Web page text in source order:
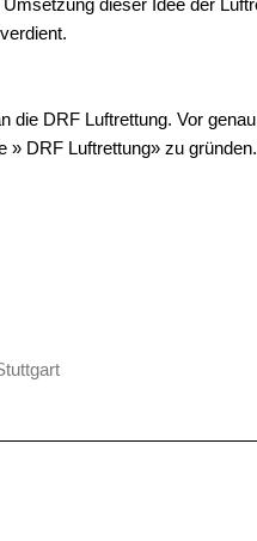
dieser Idee der
DRF Luftrettung. Vor
» DRF Luftrettung» zu gründen.